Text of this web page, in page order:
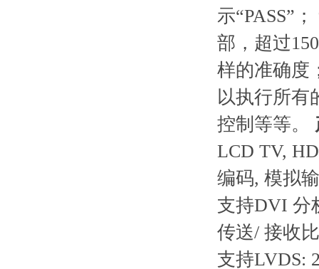
示“PASS”
部，超过
样的准确度
以执行所有
控制等等。
LCD TV,
编码, 模拟
支持DVI 分
传送/ 接收
支持LVDS: